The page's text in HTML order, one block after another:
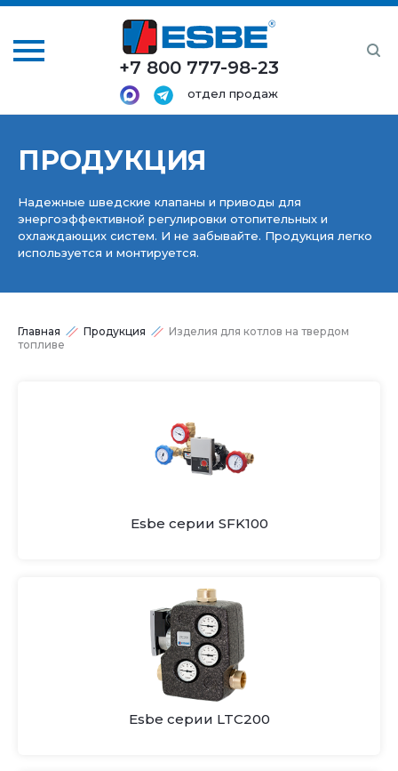
+7 800 777-98-23
отдел продаж
ПРОДУКЦИЯ
Надежные шведские клапаны и приводы для
энергоэффективной регулировки отопительных и
охлаждающих систем. И не забывайте. Продукция легко
используется и монтируется.
Главная Продукция
Изделия для котлов на твердом
топливе
Esbe серии SFK100
Esbe серии LTC200